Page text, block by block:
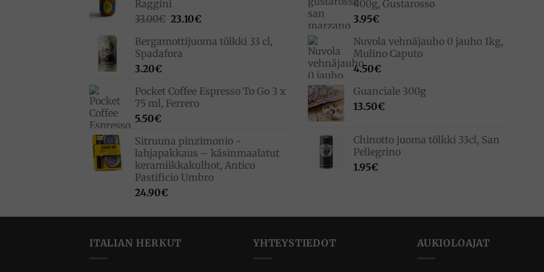
Raggini
33.00€ Alkuperäinen
oli:
33.00€.
23.10€Nykyinen
on:
Bergamottijuoma tölkki 33 cl,
Spadafora
3.20€
Pocket Coffee Espresso To Go 3 x
75 ml, Ferrero
5.50€
Sitruuna pinzimonio -
lahjapakkaus – käsinmaalatut
keramiikkakulhot, Antico
Pastificio Umbro
24.90€
400g, Gustarosso
3.95€
Nuvola vehnäjauho 0 jauho 1kg,
Mulino Caputo
4.50€
Guanciale 300g
13.50€
Chinotto juoma tölkki 33cl, San
Pellegrino
1.95€
ITALIAN HERKUT YHTEYSTIEDOT AUKIOLOAJAT